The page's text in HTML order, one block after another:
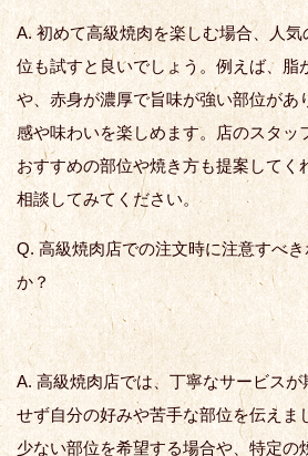
A. 初めて高級焼肉を楽しむ場合、人
位も試すと良いでしょう。例えば、脂
や、赤身が濃厚で旨味が強い部位があ
感や味わいを楽しめます。店のスタッ
おすすめの部位や焼き方も提案してく
相談してみてください。
Q. 高級焼肉店での注文時に注意すべ
か？
A. 高級焼肉店では、丁寧なサービス
せず自分の好みや苦手な部位を伝えま
少ない部位を希望する場合や、特定の